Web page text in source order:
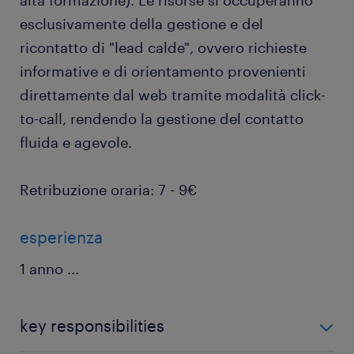
esclusivamente della gestione e del
ricontatto di "lead calde", ovvero richieste
informative e di orientamento provenienti
direttamente dal web tramite modalità click-
to-call, rendendo la gestione del contatto
fluida e agevole.
Retribuzione oraria: 7 - 9€
esperienza
1 anno ...
key responsibilities